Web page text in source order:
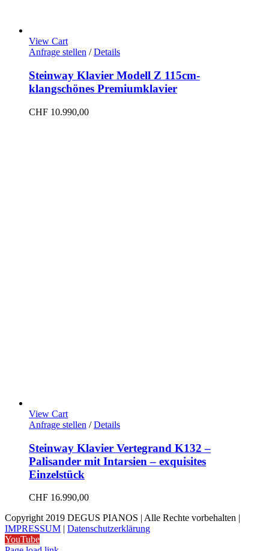
View Cart
Anfrage stellen / Details
Steinway Klavier Modell Z 115cm-
klangschönes Premiumklavier
CHF 10.990,00
View Cart
Anfrage stellen / Details
Steinway Klavier Vertegrand K132 –
Palisander mit Intarsien – exquisites
Einzelstück
CHF 16.990,00
Copyright 2019 DEGUS PIANOS | Alle Rechte vorbehalten |
IMPRESSUM | Datenschutzerklärung
YouTube